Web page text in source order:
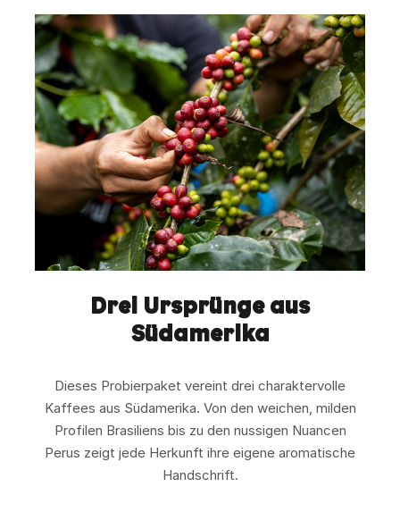
Drei Ursprünge aus
Südamerika
Dieses Probierpaket vereint drei charaktervolle
Kaffees aus Südamerika. Von den weichen, milden
Profilen Brasiliens bis zu den nussigen Nuancen
Perus zeigt jede Herkunft ihre eigene aromatische
Handschrift.